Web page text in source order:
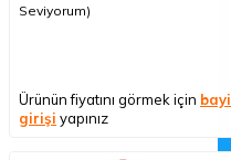
Seviyorum)
Ürünün fiyatını görmek için bayi
girişi yapınız